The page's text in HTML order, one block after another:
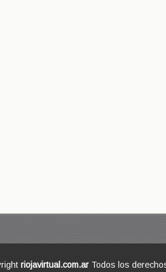
riojavirtual.com.ar Todos los